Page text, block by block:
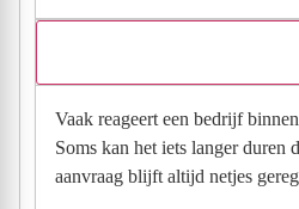
Vaak reageert een bedrijf
Soms kan het iets langer duren
aanvraag blijft altijd netjes